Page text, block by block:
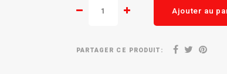
Ajouter au
PARTAGER CE PRODUIT: